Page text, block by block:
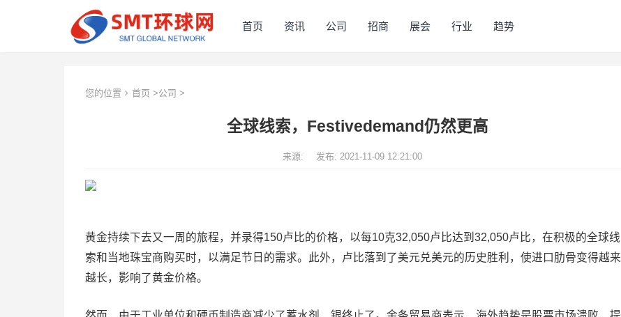
首页 资讯 公司 招商 展会 行业 趋势
您的位置 首页 >公司 >
全球线索，Festivedemand仍然更高
来源: 发布: 2021-11-09 12:21:00
黄金持续下去又一周的旅程，并录得150卢比的价格，以每10克32,050卢比达到32,050卢比，在积极的全球线
索和当地珠宝商购买时，以满足节日的需求。此外，卢比落到了美元兑美元的历史胜利，使进口肋骨变得越来
越长，影响了黄金价格。